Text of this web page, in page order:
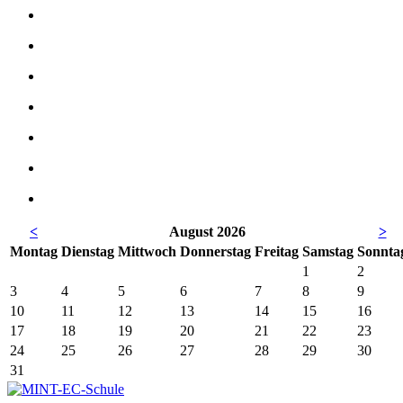
< August 2026
>
Montag Dienstag Mittwoch Donnerstag Freitag Samstag So
1
2
3
4 5 6 7 8
9
10
11 12 13 14 15
16
17
18 19 20 21 22
23
24
25 26 27 28 29
30
31